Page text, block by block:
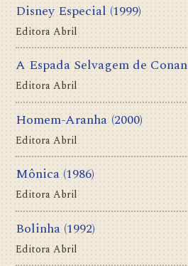
Disney Especial (1999)
Editora Abril
A Espada Selvagem de Conan
Editora Abril
Homem-Aranha (2000)
Editora Abril
Mônica (1986)
Editora Abril
Bolinha (1992)
Editora Abril